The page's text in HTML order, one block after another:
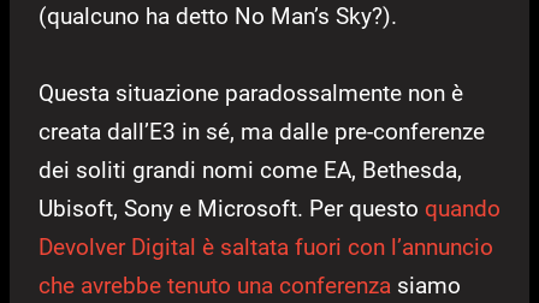
(qualcuno ha detto No Man’s Sky?).
Questa situazione paradossalmente non è
creata dall’E3 in sé, ma dalle pre-conferenze
dei soliti grandi nomi come EA, Bethesda,
Ubisoft, Sony e Microsoft. Per questo quando
Devolver Digital è saltata fuori con l’annuncio
che avrebbe tenuto una conferenza siamo